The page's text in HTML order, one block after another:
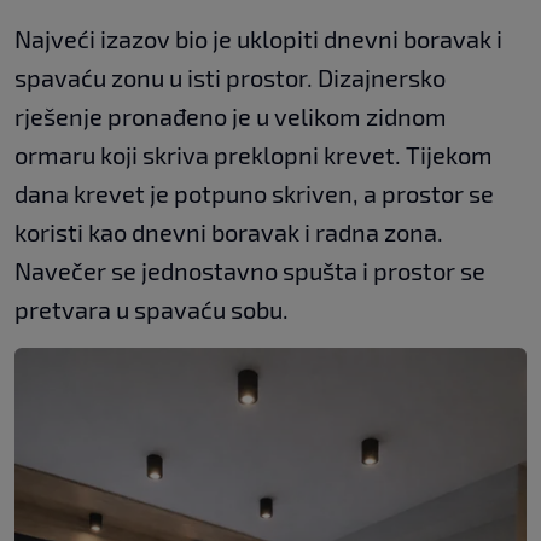
Najveći izazov bio je uklopiti dnevni boravak i
spavaću zonu u isti prostor. Dizajnersko
rješenje pronađeno je u velikom zidnom
ormaru koji skriva preklopni krevet. Tijekom
dana krevet je potpuno skriven, a prostor se
koristi kao dnevni boravak i radna zona.
Navečer se jednostavno spušta i prostor se
pretvara u spavaću sobu.